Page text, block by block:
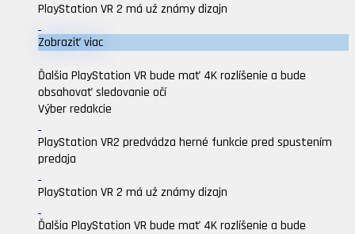
PlayStation VR 2 má už známy dizajn
Zobraziť viac
Ďalšia PlayStation VR bude mať 4K rozlíšenie a bude
obsahovať sledovanie očí
Výber redakcie
PlayStation VR2 predvádza herné funkcie pred spustením
predaja
PlayStation VR 2 má už známy dizajn
Ďalšia PlayStation VR bude mať 4K rozlíšenie a bude